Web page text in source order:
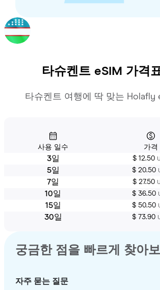
타슈켄트eSIM 가격
타슈켄트 여행에 딱 맞는 Holafly
사용 일수 가격
3일 $ 12.50
5일 $ 20.50
7일 $ 27.50
10일 $ 36.50
15일 $ 50.50
30일 $ 73.90
궁금한 점을 빠르게 찾아
자주 묻는 질문